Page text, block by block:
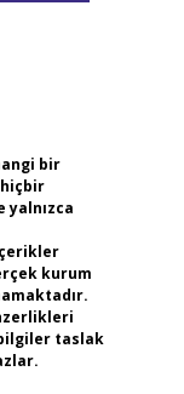
bir
yalnızca
kurum
taslak